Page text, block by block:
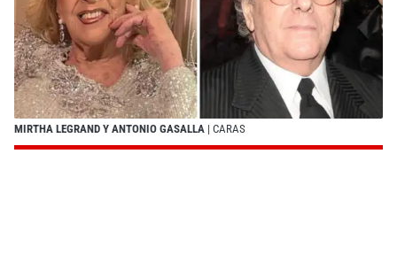
MIRTHA LEGRAND Y ANTONIO GASALLA | CARAS